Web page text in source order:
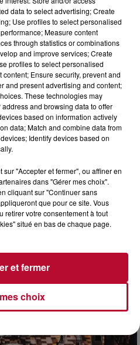
MJC DE MARSEILLAN
data to select advertising; Create
Use profiles to select personalised
Measure content
through statistics or combinations
and improve services; Create
profiles to select personalised
Ensure security, prevent and
and present advertising and content;
These technologies may
and browsing data to offer
based on information actively
data; Match and combine data from
Identify devices based on
"Accepter et fermer", ou affiner en
dans "Gérer mes choix".
cliquant sur "Continuer sans
que pour ce site. Vous
retirer votre consentement à tout
situé en bas de chaque page.
choix
et fermer